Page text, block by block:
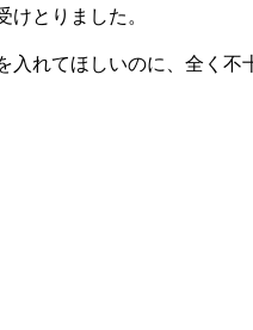
とりました。
入れてほしいのに、全く不